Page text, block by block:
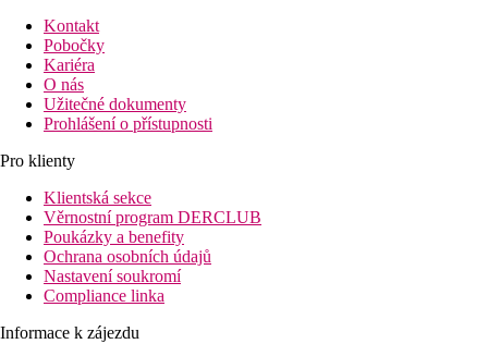
Kontakt
Pobočky
Kariéra
O nás
Užitečné dokumenty
Prohlášení o přístupnosti
Pro klienty
Klientská sekce
Věrnostní program DERCLUB
Poukázky a benefity
Ochrana osobních údajů
Nastavení soukromí
Compliance linka
Informace k zájezdu